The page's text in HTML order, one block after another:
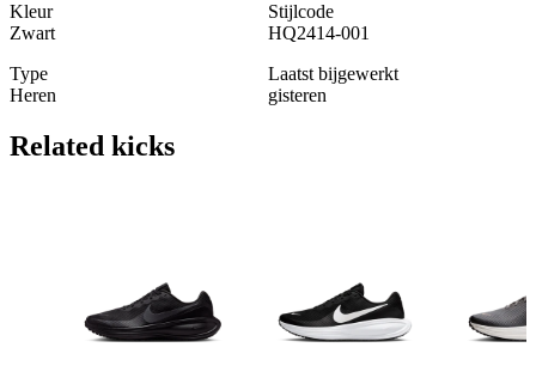
Kleur
Zwart
Stijlcode
HQ2414-001
Type
Heren
Laatst bijgewerkt
gisteren
Related kicks